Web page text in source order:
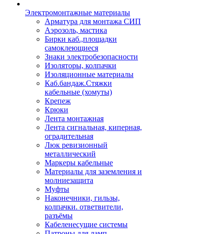
Электромонтажные материалы
Арматура для монтажа СИП
Аэрозоль, мастика
Бирки каб.,площадки
самоклеющиеся
Знаки электробезопасности
Изоляторы, колпачки
Изоляционные материалы
Каб.бандаж.Стяжки
кабельные (хомуты)
Крепеж
Крюки
Лента монтажная
Лента сигнальная, киперная,
оградительная
Люк ревизионный
металлический
Маркеры кабельные
Материалы для заземления и
молниезащита
Муфты
Наконечники, гильзы,
колпачки. ответвители,
разъёмы
Кабеленесущие системы